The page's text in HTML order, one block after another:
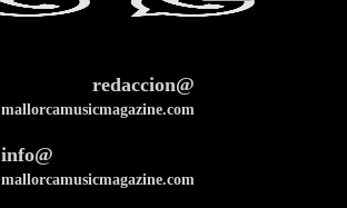
redaccion@
mallorcamusicmagazine.com
info@
mallorcamusicmagazine.com